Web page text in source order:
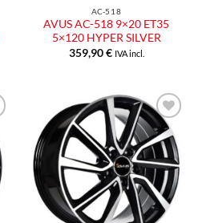
AC-518
AVUS AC-518 9×20 ET35
5×120 HYPER SILVER
359,90€ IVA incl.
Aggiungi
alla lista
dei
desideri